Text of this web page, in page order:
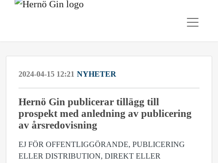
2024-04-15 12:21 NYHETER
Hernö Gin publicerar tillägg till
prospekt med anledning av publicering
av årsredovisning
EJ FÖR OFFENTLIGGÖRANDE, PUBLICERING
ELLER DISTRIBUTION, DIREKT ELLER